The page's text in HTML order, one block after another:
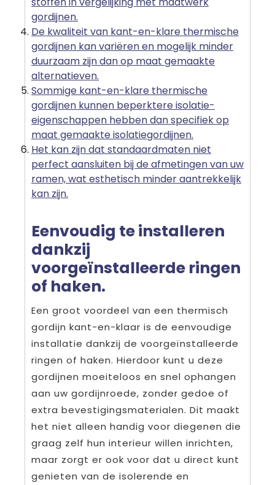
gordijnen.
De kwaliteit van kant-en-klare thermische
gordijnen kan variëren en mogelijk minder
duurzaam zijn dan op maat gemaakte
alternatieven.
Sommige kant-en-klare thermische
gordijnen kunnen beperktere isolatie-
eigenschappen hebben dan specifiek op
maat gemaakte isolatiegordijnen.
Het kan zijn dat standaardmaten niet
perfect aansluiten bij de afmetingen van uw
ramen, wat esthetisch minder aantrekkelijk
kan zijn.
Eenvoudig te installeren
dankzij
voorgeïnstalleerde ringen
of haken.
Een groot voordeel van een thermisch
gordijn kant-en-klaar is de eenvoudige
installatie dankzij de voorgeïnstalleerde
ringen of haken. Hierdoor kunt u deze
gordijnen moeiteloos en snel ophangen
aan uw gordijnroede, zonder gedoe of
extra bevestigingsmaterialen. Dit maakt
het niet alleen handig voor diegenen die
graag zelf hun interieur willen inrichten,
maar zorgt er ook voor dat u direct kunt
genieten van de isolerende en